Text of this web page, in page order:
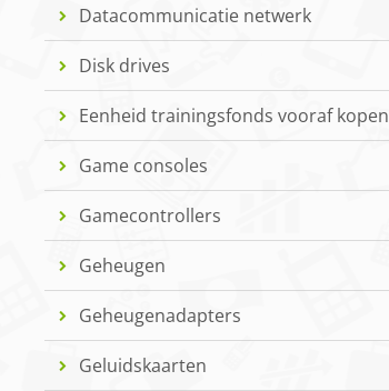
Datacommunicatie netwerk
Disk drives
Eenheid trainingsfonds vooraf kopen
Game consoles
Gamecontrollers
Geheugen
Geheugenadapters
Geluidskaarten